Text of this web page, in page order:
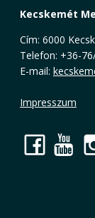
Kecskemét
Cím: 6000
Telefon: +36-
E-mail:
Impresszum